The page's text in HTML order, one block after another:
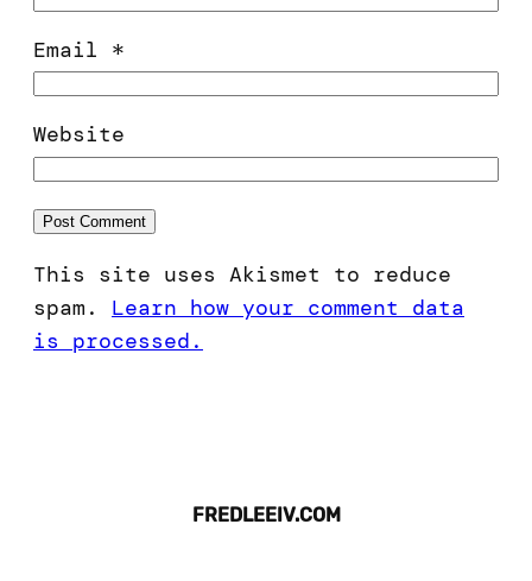
Email *
Website
This site uses Akismet to reduce
spam. Learn how your comment data
is processed.
FREDLEEIV.COM